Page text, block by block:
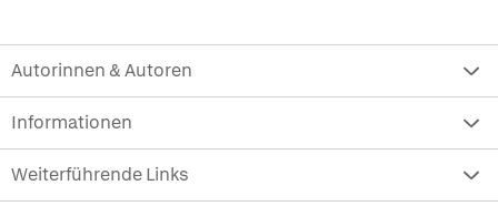
Autorinnen & Autoren
Informationen
Weiterführende Links